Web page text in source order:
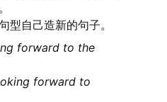
型自己造新的句子。
forward to the
forward to